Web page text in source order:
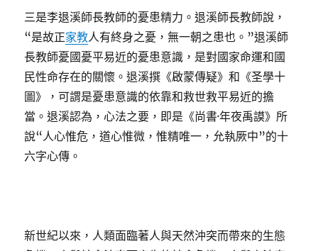
三是李退溪師長教師的憂患精力。退溪師長教師說，
“是故正家教人有終身之憂，無一朝之患也。”退溪師
長教師憂國憂平易近的憂患意識，是對國家命運和國
民性命存在的關懷。退溪撰《啟蒙傳疑》和《圣學十
圖》，可謂是憂患意識的依靠和救世救平易近的擔
當。退溪認為，心法之要，即是《尚書·年夜禹謨》所
說“人心惟危，道心惟微，惟精唯一，允執厥中”的十
六字心傳。
新世紀以來，人類面臨著人與天然沖突而帶來的生態